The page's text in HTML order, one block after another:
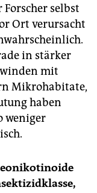
selbst
Ort verursacht
in stärker
mit
Mikrohabitate,
haben
weniger